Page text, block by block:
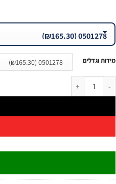
מידות וגדלים 0501278 (₪165.30)
כמות של חותך כבל חשמל תוכי ONE CUT – חיתוך נקי עד 195 מ"מ | B.Tech